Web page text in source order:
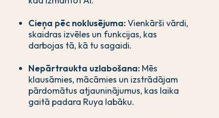
Cieņa pēc noklusējuma:Vienkārši vārdi,
skaidras izvēles un funkcijas, kas
darbojas tā, kā tu sagaidi.
Nepārtraukta uzlabošana: Mēs
klausāmies, mācāmies un izstrādājam
pārdomātus atjauninājumus, kas laika
gaitā padara Ruya labāku.